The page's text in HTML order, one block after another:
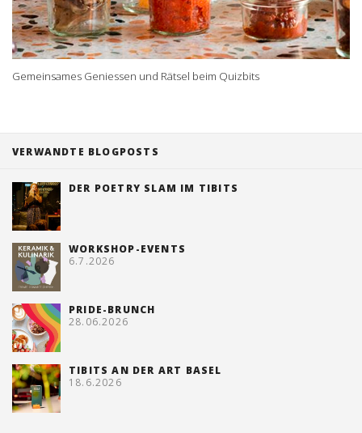
Gemeinsames Geniessen und Rätsel beim Quizbits
VERWANDTE BLOGPOSTS
DER POETRY SLAM IM TIBITS
WORKSHOP-EVENTS
6.7.2026
PRIDE-BRUNCH
28.06.2026
TIBITS AN DER ART BASEL
18.6.2026